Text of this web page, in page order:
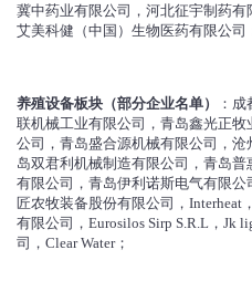
冀中药业有限公司，河北征宇制药有
艾美科健（中国）生物医药有限公司
养殖设备板块（部分企业名单）
：
联机械工业有限公司，青岛鑫光正
公司，青岛盛合源机械有限公司，
岛双君利机械制造有限公司，青岛
有限公司，青岛伊利诺斯电气有限
匠农牧装备股份有限公司，Interheat
有限公司，Eurosilos Sirp S.R.L，Jk
司，Clear Water；